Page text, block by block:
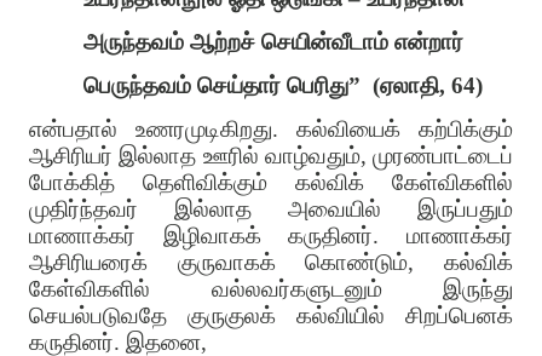
அருந்தவம் ஆற்றச் செயின்வீடாம் என்றார்
பெருந்தவம் செய்தார் பெரிது” (ஏலாதி, 64)
என்பதால் உணரமுடிகிறது. கல்வியைக் கற்பிக்கும்
ஆசிரியர் இல்லாத ஊரில் வாழ்வதும், முரண்பாட்டைப்
போக்கித் தெளிவிக்கும் கல்விக் கேள்விகளில்
முதிர்ந்தவர் இல்லாத அவையில் இருப்பதும்
மாணாக்கர் இழிவாகக் கருதினர். மாணாக்கர்
ஆசிரியரைக் குருவாகக் கொண்டும், கல்விக்
கேள்விகளில் வல்லவர்களுடனும் இருந்து
செயல்படுவதே குருகுலக் கல்வியில் சிறப்பெனக்
கருதினர். இதனை,